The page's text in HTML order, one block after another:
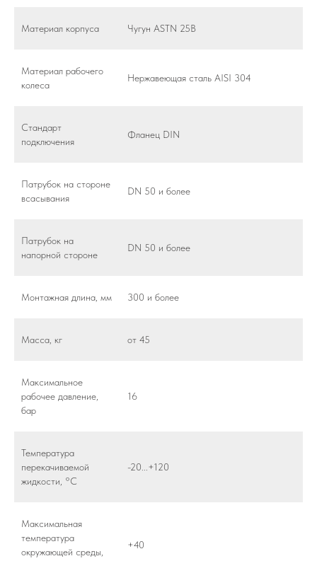
Материал корпуса Чугун ASTN 25B
Материал рабочего
колеса
Нержавеющая сталь AISI 304
Стандарт
подключения
Фланец DIN
Патрубок на стороне
всасывания
DN 50 и более
Патрубок на
напорной стороне
DN 50 и более
Монтажная длина, мм 300 и более
Масса, кг от 45
Максимальное
рабочее давление,
бар
16
Температура
перекачиваемой
жидкости, °С
-20...+120
Максимальная
температура
окружающей среды,
+40